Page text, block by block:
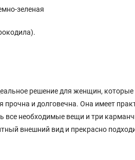
зеленая
решение для женщин,
прочна и долговечна. Она имеет
все необходимые вещи и три
внешний вид и прекрасно